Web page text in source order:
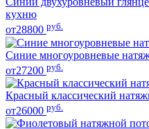
кухню
от28800 руб.
Синие многоуровневые
от27200 руб.
Красный классический
от26000 руб.